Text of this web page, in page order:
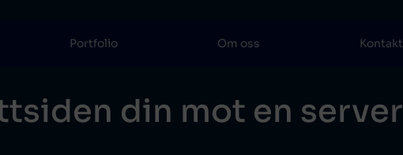
Portfolio Om oss Kontakt
din mot en server